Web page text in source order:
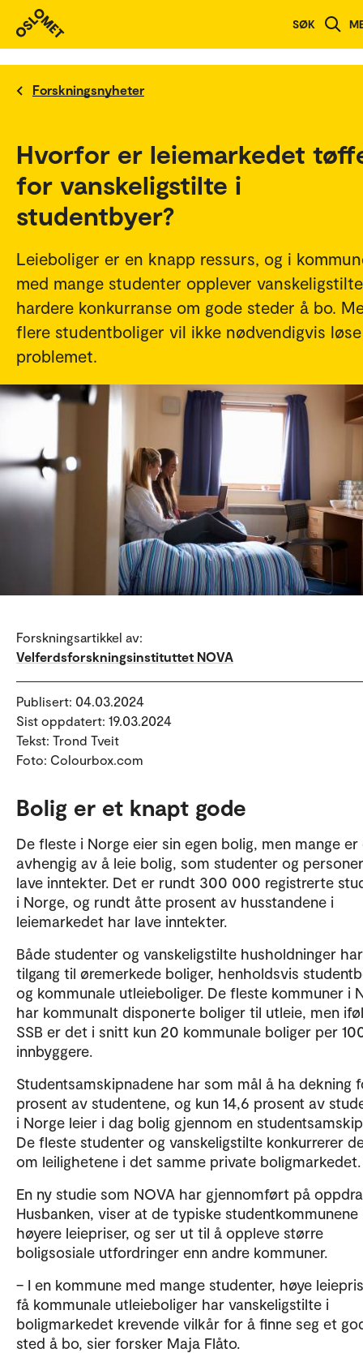
SØK
Forskningsnyheter
Hvorfor er leiemarkedet
for vanskeligstilte i
studentbyer?
Leieboliger er en knapp ressurs, og i
med mange studenter opplever vanskeligstilte
hardere konkurranse om gode steder å bo.
flere studentboliger vil ikke nødvendigvis løse
problemet.
Forskningsartikkel av:
Velferdsforskningsinstituttet NOVA
Publisert: 04.03.2024
Sist oppdatert: 19.03.2024
Tekst: Trond Tveit
Foto: Colourbox.com
Bolig er et knapt gode
De fleste i Norge eier sin egen bolig, men mange er
avhengig av å leie bolig, som studenter og
lave inntekter. Det er rundt 300 000 registrerte
i Norge, og rundt åtte prosent av husstandene i
leiemarkedet har lave inntekter.
Både studenter og vanskeligstilte husholdninger har
tilgang til øremerkede boliger, henholdsvis
og kommunale utleieboliger. De fleste kommuner i
har kommunalt disponerte boliger til utleie, men
SSB er det i snitt kun 20 kommunale boliger per
innbyggere.
Studentsamskipnadene har som mål å ha dekning
prosent av studentene, og kun 14,6 prosent av
i Norge leier i dag bolig gjennom en
De fleste studenter og vanskeligstilte konkurrerer
om leilighetene i det samme private
En ny studie som NOVA har gjennomført på
Husbanken, viser at de typiske studentkommunene
høyere leiepriser, og ser ut til å oppleve større
boligsosiale utfordringer enn andre kommuner.
– I en kommune med mange studenter, høye
få kommunale utleieboliger har vanskeligstilte i
boligmarkedet krevende vilkår for å finne seg et
sted å bo, sier forsker Maja Flåto.